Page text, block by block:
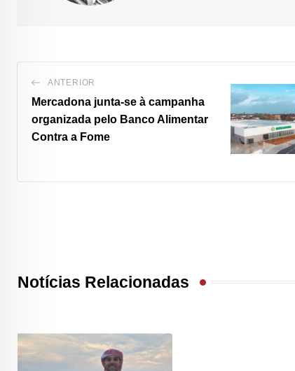
ANTERIOR
Mercadona junta-se à campanha
organizada pelo Banco Alimentar
Contra a Fome
Notícias Relacionadas